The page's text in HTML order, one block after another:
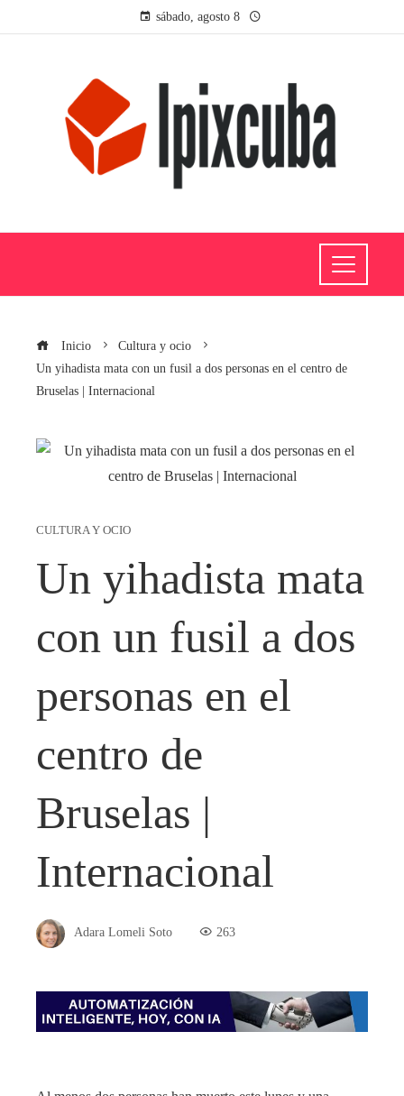
sábado, agosto 8
Inicio
Cultura y ocio
Un yihadista mata con un fusil a dos personas en el centro de
Bruselas | Internacional
CULTURA Y OCIO
Un yihadista mata
con un fusil a dos
personas en el
centro de
Bruselas |
Internacional
Adara Lomeli Soto 263